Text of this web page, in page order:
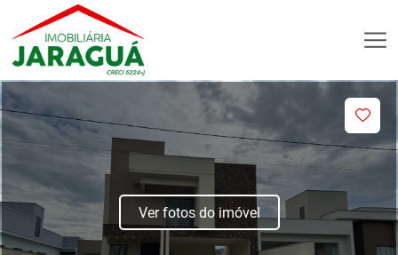
Ver fotos do imóvel